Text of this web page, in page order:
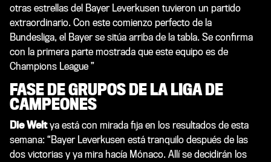
otras estrellas del Bayer Leverkusen tuvieron un partido
extraordinario. Con este comienzo perfecto de la
Bundesliga, el Bayer se sitúa arriba de la tabla. Se confirma
con la primera parte mostrada que este equipo es de
Champions League ”
FASE DE GRUPOS DE LA LIGA DE
CAMPEONES
Die Weltya está con mirada fija en los resultados de esta
semana: “Bayer Leverkusen está tranquilo después de las
dos victorias y ya mira hacía Mónaco. Allí se decidirán los